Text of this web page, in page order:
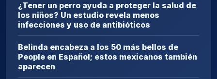
¿Tener un perro ayuda a proteger la salud de
los niños? Un estudio revela menos
infecciones y uso de antibióticos
Belinda encabeza a los 50 más bellos de
People en Español; estos mexicanos también
aparecen